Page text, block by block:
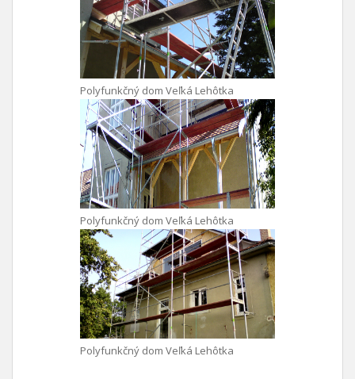
Polyfunkčný dom Veľká Lehôtka
Polyfunkčný dom Veľká Lehôtka
Polyfunkčný dom Veľká Lehôtka